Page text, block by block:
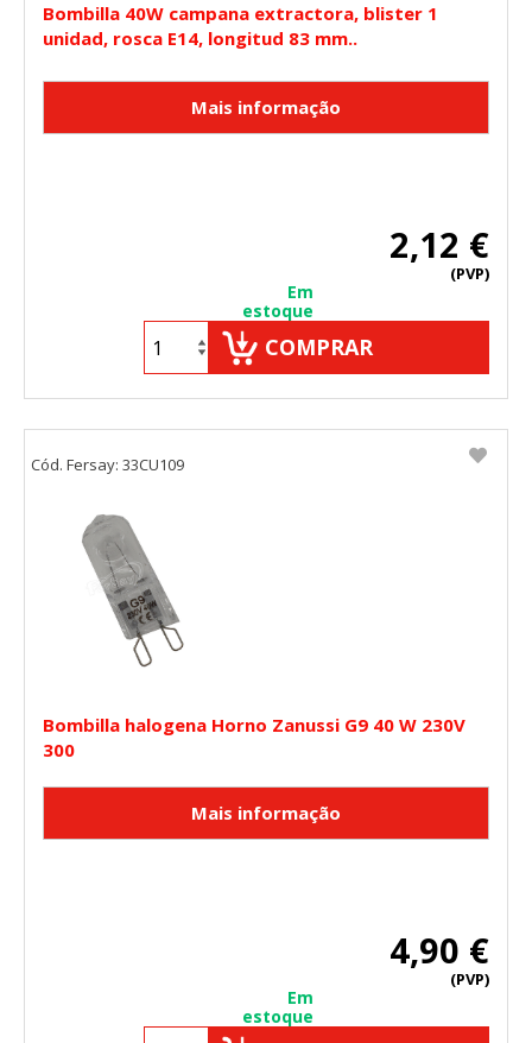
Bombilla 40W campana extractora, blister 1
unidad, rosca E14, longitud 83 mm..
2,12 €
(PVP)
Em
estoque
COMPRAR
Bombilla halogena Horno Zanussi G9 40 W 230V
300
4,90 €
(PVP)
Em
estoque
Cód. Fersay: 33CU109